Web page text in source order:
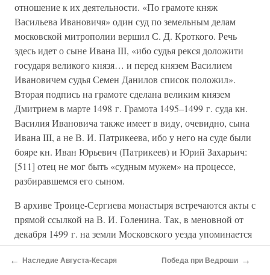
отношение к их деятельности. «По грамоте княж
Васильева Ивановичя» один суд по земельным делам
московской митрополии вершил С. Д. Кроткого. Речь
здесь идет о сыне Ивана III, «ибо судья рекся доложити
государя великого князя… и перед князем Василием
Ивановичем судья Семен Данилов список положил».
Вторая подпись на грамоте сделана великим князем
Дмитрием в марте 1498 г. Грамота 1495–1499 г. суда кн.
Василия Ивановича также имеет в виду, очевидно, сына
Ивана III, а не В. И. Патрикеева, ибо у него на суде были
бояре кн. Иван Юрьевич (Патрикеев) и Юрий Захарьич:
[511] отец не мог быть «судным мужем» на процессе,
разбиравшемся его сыном.
В архиве Троице-Сергиева монастыря встречаются акты с
прямой ссылкой на В. И. Голенина. Так, в меновной от
декабря 1499 г. на земли Московского уезда упоминается
«писец великого князя князь Василий Ивановичь». В. И.
Голенин проводил описание московских земель как раз в
← Наследие Августа-Кесаря Победа при Ведроши →